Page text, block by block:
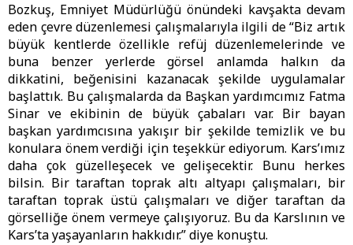
Bozkuş, Emniyet Müdürlüğü önündeki kavşakta devam
eden çevre düzenlemesi çalışmalarıyla ilgili de “Biz artık
büyük kentlerde özellikle refüj düzenlemelerinde ve
buna benzer yerlerde görsel anlamda halkın da
dikkatini, beğenisini kazanacak şekilde uygulamalar
başlattık. Bu çalışmalarda da Başkan yardımcımız Fatma
Sinar ve ekibinin de büyük çabaları var. Bir bayan
başkan yardımcısına yakışır bir şekilde temizlik ve bu
konulara önem verdiği için teşekkür ediyorum. Kars’ımız
daha çok güzelleşecek ve gelişecektir. Bunu herkes
bilsin. Bir taraftan toprak altı altyapı çalışmaları, bir
taraftan toprak üstü çalışmaları ve diğer taraftan da
görselliğe önem vermeye çalışıyoruz. Bu da Karslının ve
Kars’ta yaşayanların hakkıdır.” diye konuştu.